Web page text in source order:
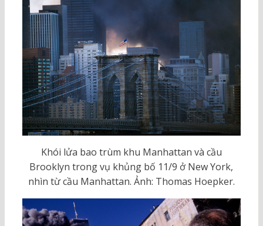
Khói lửa bao trùm khu Manhattan và cầu
Brooklyn trong vụ khủng bố 11/9 ở New York,
nhìn từ cầu Manhattan. Ảnh: Thomas Hoepker.